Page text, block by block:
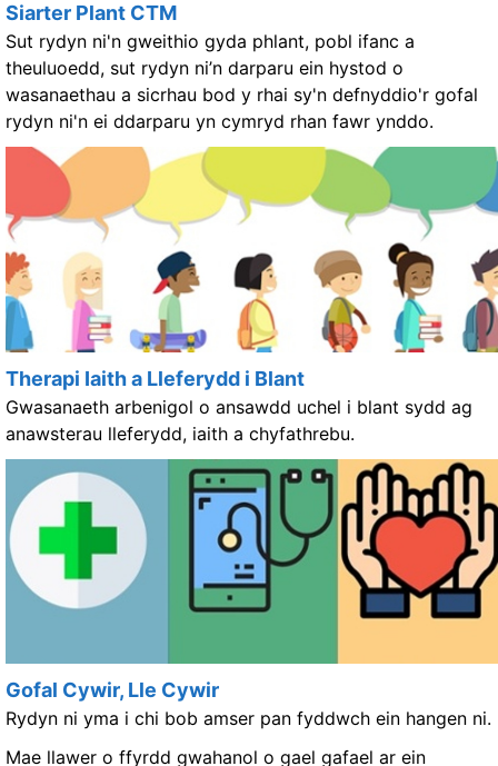
Siarter Plant CTM
Sut rydyn ni'n gweithio gyda phlant, pobl ifanc a
theuluoedd, sut rydyn ni’n darparu ein hystod o
wasanaethau a sicrhau bod y rhai sy'n defnyddio'r gofal
rydyn ni'n ei ddarparu yn cymryd rhan fawr ynddo.
Therapi Iaith a Lleferydd i Blant
Gwasanaeth arbenigol o ansawdd uchel i blant sydd ag
anawsterau lleferydd, iaith a chyfathrebu.
Gofal Cywir, Lle Cywir
Rydyn ni yma i chi bob amser pan fyddwch ein hangen ni.
Mae llawer o ffyrdd gwahanol o gael gafael ar ein